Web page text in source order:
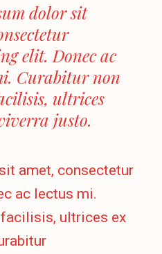
dolor sit
elit. Donec ac
Curabitur non
ultrices
justo.
amet, consectetur
ac lectus mi.
ultrices ex